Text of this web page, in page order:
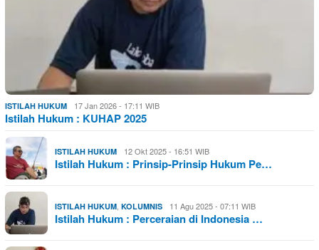
ISTILAH HUKUM 17 Jan 2026 - 17:11 WIB
Istilah Hukum : KUHAP 2025
ISTILAH HUKUM 12 Okt 2025 - 16:51 WIB
Istilah Hukum : Prinsip-Prinsip Hukum Pe…
ISTILAH HUKUM KOLUMNIS 11 Agu 2025 - 07:11 WIB
Istilah Hukum : Perceraian di Indonesia …